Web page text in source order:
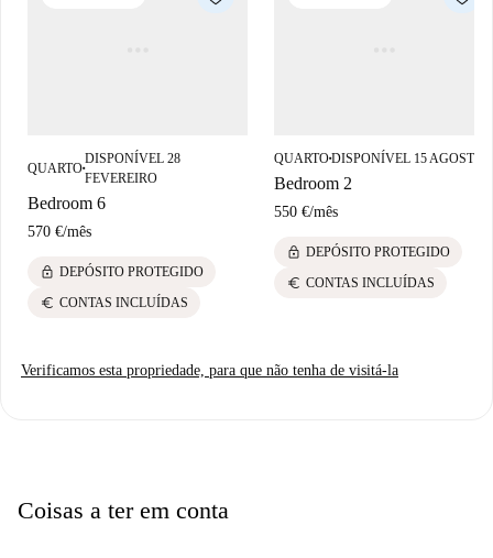
QUARTO■
DISPONÍVEL 28
FEVEREIRO
Bedroom 6
570 €/mês
lock DEPÓSITO PROTEGIDO
euro CONTAS INCLUÍDAS
QUARTO■DISPONÍVEL 15 AGOSTO
Bedroom 2
550 €/mês
lock DEPÓSITO PROTEGIDO
euro CONTAS INCLUÍDAS
Verificamos esta propriedade, para que não tenha de visitá-la
Coisas a ter em conta